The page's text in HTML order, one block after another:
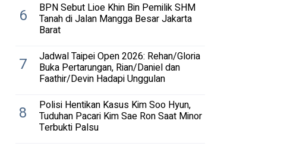
6 BPN Sebut Lioe Khin Bin Pemilik SHM
Tanah di Jalan Mangga Besar Jakarta
Barat
7 Jadwal Taipei Open 2026: Rehan/Gloria
Buka Pertarungan, Rian/Daniel dan
Faathir/Devin Hadapi Unggulan
8 Polisi Hentikan Kasus Kim Soo Hyun,
Tuduhan Pacari Kim Sae Ron Saat Minor
Terbukti Palsu